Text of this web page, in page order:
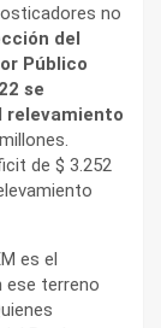
no
del
Público
se
relevamiento
de $ 3.252
es el
ese terreno